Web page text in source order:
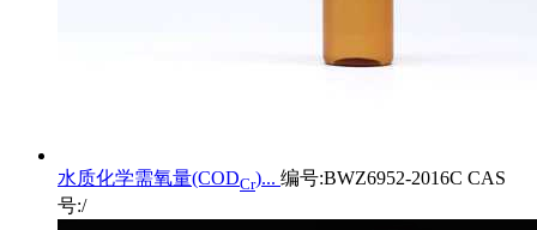
水质化学需氧量(CODCr)... 编号:BWZ6952-2016C CAS
号:/